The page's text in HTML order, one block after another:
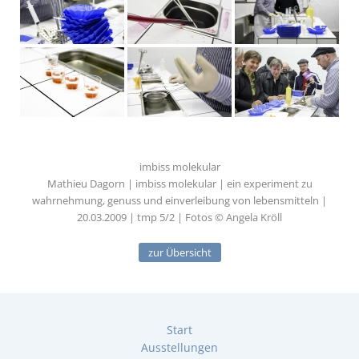
imbiss molekular
Mathieu Dagorn | imbiss molekular | ein experiment zu
wahrnehmung, genuss und einverleibung von lebensmitteln |
20.03.2009 | tmp 5/2 | Fotos © Angela Kröll
zur Übersicht
Start
Ausstellungen